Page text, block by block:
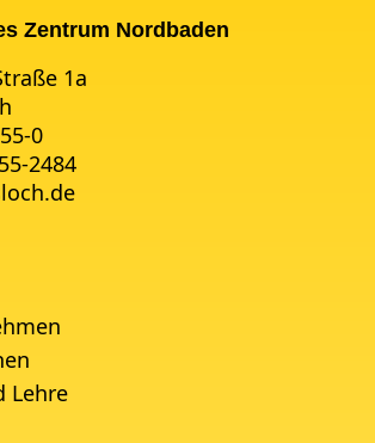
Zentrum Nordbaden
Lehre
1a
0
2484